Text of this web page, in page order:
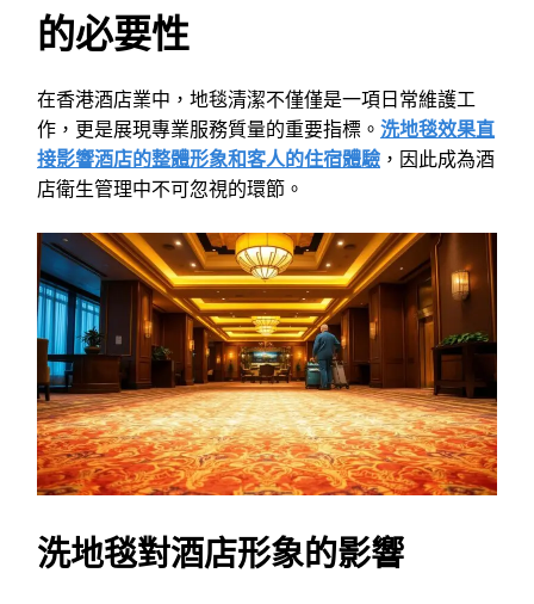
的必要性
在香港酒店業中，地毯清潔不僅僅是一項日常維護工
作，更是展現專業服務質量的重要指標。 洗地毯效果直
接影響酒店的整體形象和客人的住宿體驗 ，因此成為酒
店衛生管理中不可忽視的環節。
洗地毯對酒店形象的影響